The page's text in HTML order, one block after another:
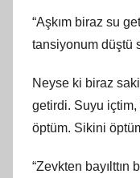
“Aşkım biraz su
tansiyonum düştü
Neyse ki biraz
getirdi. Suyu
öptüm. Sikini
“Zevkten bayılttın